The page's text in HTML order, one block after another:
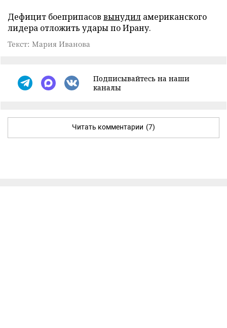
Дефицит боеприпасов вынудил американского
лидера отложить удары по Ирану.
Текст: Мария Иванова
Подписывайтесь на наши
каналы
Читать комментарии (7)